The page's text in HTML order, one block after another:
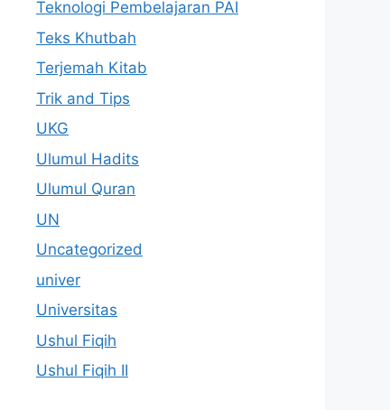
Teknologi Pembelajaran PAI
Teks Khutbah
Terjemah Kitab
Trik and Tips
UKG
Ulumul Hadits
Ulumul Quran
UN
Uncategorized
univer
Universitas
Ushul Fiqih
Ushul Fiqih II